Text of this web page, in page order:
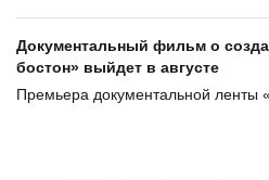
Документальный фильм о
бостон» выйдет в августе
Премьера документальной ленты